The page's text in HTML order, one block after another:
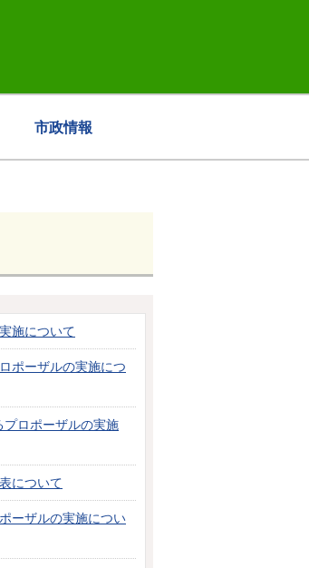
市政情報
施について
ポーザルの実施につ
プロポーザルの実施
について
ーザルの実施につい